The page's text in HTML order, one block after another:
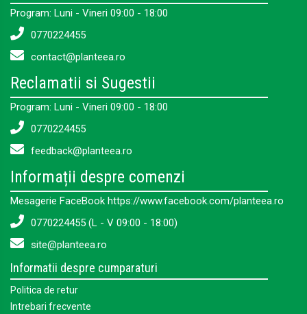
Program: Luni - Vineri 09:00 - 18:00
0770224455
contact@planteea.ro
Reclamatii si Sugestii
Program: Luni - Vineri 09:00 - 18:00
0770224455
feedback@planteea.ro
Informații despre comenzi
Mesagerie FaceBook https://www.facebook.com/planteea.ro
0770224455 (L - V 09:00 - 18:00)
site@planteea.ro
Informatii despre cumparaturi
Politica de retur
Intrebari frecvente